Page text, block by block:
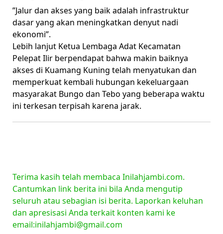
”Jalur dan akses yang baik adalah infrastruktur
dasar yang akan meningkatkan denyut nadi
ekonomi”.
Lebih lanjut Ketua Lembaga Adat Kecamatan
Pelepat Ilir berpendapat bahwa makin baiknya
akses di Kuamang Kuning telah menyatukan dan
memperkuat kembali hubungan kekeluargaan
masyarakat Bungo dan Tebo yang beberapa waktu
ini terkesan terpisah karena jarak.
Terima kasih telah membaca Inilahjambi.com.
Cantumkan link berita ini bila Anda mengutip
seluruh atau sebagian isi berita. Laporkan keluhan
dan apresisasi Anda terkait konten kami ke
email:inilahjambi@gmail.com